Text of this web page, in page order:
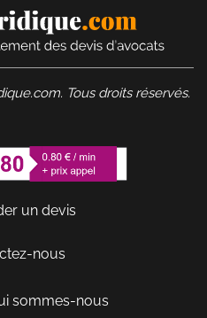
Tous droits réservés.
un devis
nous
sommes-nous